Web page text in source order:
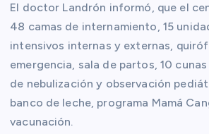
El doctor Landrón informó, que el
48 camas de internamiento, 15
intensivos internas y externas,
emergencia, sala de partos, 10
de nebulización y observación
banco de leche, programa Mamá
vacunación.